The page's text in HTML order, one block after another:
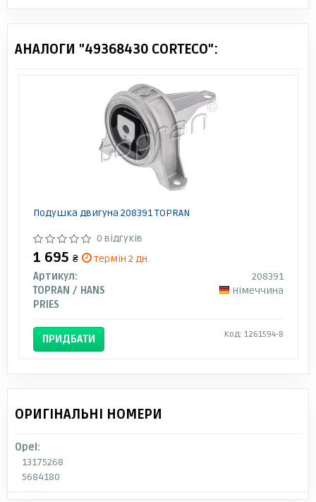
АНАЛОГИ "49368430 CORTECO":
Подушка двигуна 208391 TOPRAN
0 відгуків
1 695 ₴
термін 2 дн.
Артикул:
208391
TOPRAN / HANS
PRIES
Німеччина
ПРИДБАТИ Код: 1261594-8
ОРИГІНАЛЬНІ НОМЕРИ
Opel:
13175268
5684180